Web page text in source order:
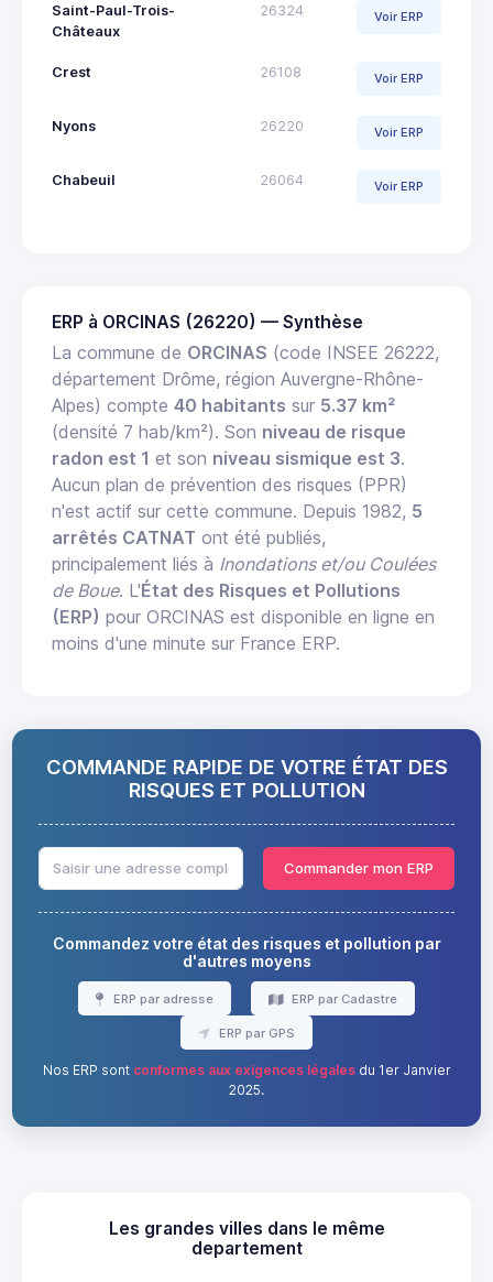
Saint-Paul-Trois-
Châteaux
26324 Voir ERP
Crest 26108 Voir ERP
Nyons 26220 Voir ERP
Chabeuil 26064 Voir ERP
ERP à ORCINAS (26220) — Synthèse
La commune de ORCINAS (code INSEE 26222,
département Drôme, région Auvergne-Rhône-
Alpes) compte 40 habitants sur 5.37 km²
(densité 7 hab/km²). Son niveau de risque
radon est 1 et son niveau sismique est 3.
Aucun plan de prévention des risques (PPR)
n'est actif sur cette commune. Depuis 1982, 5
arrêtés CATNAT ont été publiés,
principalement liés à Inondations et/ou Coulées
de Boue. L'État des Risques et Pollutions
(ERP) pour ORCINAS est disponible en ligne en
moins d'une minute sur France ERP.
COMMANDE RAPIDE DE VOTRE ÉTAT DES
RISQUES ET POLLUTION
Commander mon ERP
Commandez votre état des risques et pollution par
d'autres moyens
ERP par adresse ERP par Cadastre
ERP par GPS
Nos ERP sont conformes aux exigences légalesdu 1er Janvier
2025.
Les grandes villes dans le même
departement